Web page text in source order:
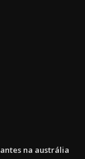
na austrália